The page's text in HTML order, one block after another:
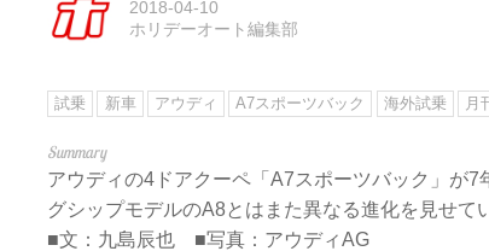
2018-04-10
ホリデーオート編集部
試乗 新車 アウディ A7スポーツバック 海外試乗 月
アウディの4ドアクーペ「A7スポーツバック」が
グシップモデルのA8とはまた異なる進化を見せて
■文：九島辰也 ■写真：アウディAG